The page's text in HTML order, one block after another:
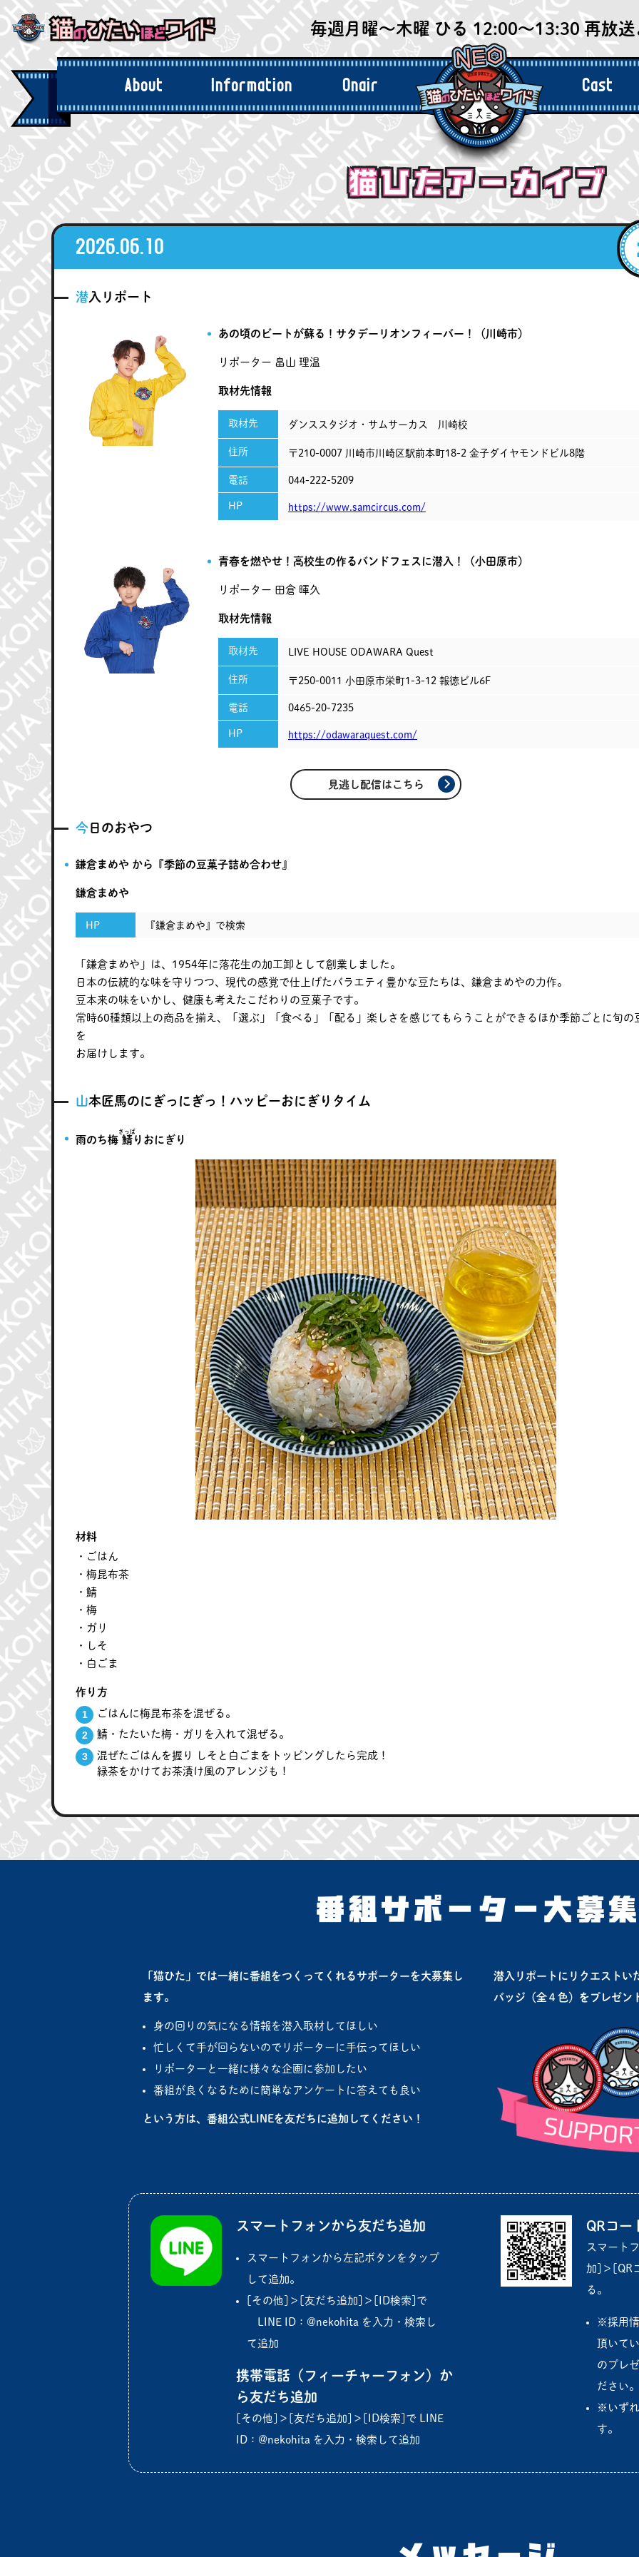
毎週月曜〜木曜 ひる 12:00〜13:30 再放
About
「猫ひた」とは
Information
お知らせ
Onair
今週の放送
Cast
出演者
猫ひたアーカイブ
2026.06.10
潜入リポート
あの頃のビートが蘇る！サタデーリオンフィーバー！（川崎市）
リポーター 畠山 理温
取材先情報
取材先 ダンススタジオ・サムサーカス 川崎校
住所 〒210-0007 川崎市川崎区駅前本町18-2 金子ダイヤモンドビル8階
電話 044-222-5209
HP https://www.samcircus.com/
青春を燃やせ！高校生の作るバンドフェスに潜入！（小田原市）
リポーター 田倉 暉久
取材先情報
取材先 LIVE HOUSE ODAWARA Quest
住所 〒250-0011 小田原市栄町1-3-12 報徳ビル6F
電話 0465-20-7235
HP https://odawaraquest.com/
見逃し配信はこちら
今日のおやつ
鎌倉まめや から『季節の豆菓子詰め合わせ』
鎌倉まめや
HP 『鎌倉まめや』で検索
「鎌倉まめや」は、1954年に落花生の加工卸として創業しました。
日本の伝統的な味を守りつつ、現代の感覚で仕上げたバラエティ豊かな豆たちは、鎌倉まめやの力作。
豆本来の味をいかし、健康も考えたこだわりの豆菓子です。
常時60種類以上の商品を揃え、「選ぶ」「食べる」「配る」楽しさを感じてもらうことができるほか季節ごとに旬の
を
お届けします。
山本匠馬のにぎっにぎっ！ハッピーおにぎりタイム
雨のち梅 鯖
さっば
りおにぎり
材料
・ごはん
・梅昆布茶
・鯖
・梅
・ガリ
・しそ
・白ごま
作り方
ごはんに梅昆布茶を混ぜる。
鯖・たたいた梅・ガリを入れて混ぜる。
混ぜたごはんを握り しそと白ごまをトッピングしたら完成！
緑茶をかけてお茶漬け風のアレンジも！
番組サポーター大募
「猫ひた」では一緒に番組をつくってくれるサポーターを大募集し
ます。
身の回りの気になる情報を潜入取材してほしい
忙しくて手が回らないのでリポーターに手伝ってほしい
リポーターと一緒に様々な企画に参加したい
番組が良くなるために簡単なアンケートに答えても良い
という方は、番組公式LINEを友だちに追加してください！
潜入リポートにリクエストい
バッジ（全４色）をプレゼン
スマートフォンから友だち追加
スマートフォンから左記ボタンをタップ
して追加。
[その他]＞[友だち追加]＞[ID検索]で
LINE ID：@nekohita を入力・検索し
て追加
携帯電話（フィーチャーフォン）か
ら友だち追加
[その他]＞[友だち追加]＞[ID検索]で LINE
ID：@nekohita を入力・検索して追加
QRコー
スマート
加]＞[QR
る。
※採用情
頂いて
のプレ
ださい。
※いずれ
す。